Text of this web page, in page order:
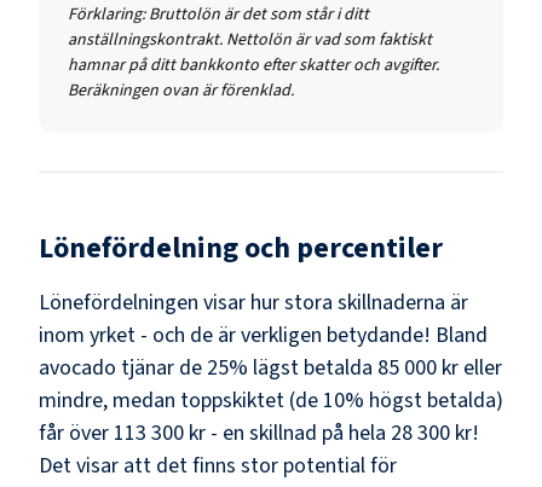
Förklaring: Bruttolön är det som står i ditt
anställningskontrakt. Nettolön är vad som faktiskt
hamnar på ditt bankkonto efter skatter och avgifter.
Beräkningen ovan är förenklad.
Lönefördelning och percentiler
Lönefördelningen visar hur stora skillnaderna är
inom yrket - och de är verkligen betydande! Bland
avocado tjänar de 25% lägst betalda 85 000 kr eller
mindre, medan toppskiktet (de 10% högst betalda)
får över 113 300 kr - en skillnad på hela 28 300 kr!
Det visar att det finns stor potential för